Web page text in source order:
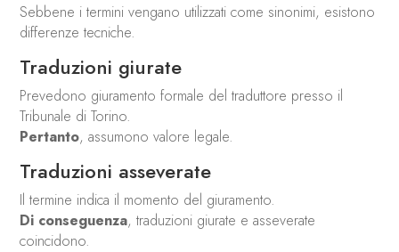
Sebbene i termini vengano utilizzati come sinonimi, esistono
differenze tecniche.
Traduzioni giurate
Prevedono giuramento formale del traduttore presso il
Tribunale di Torino.
Pertanto, assumono valore legale.
Traduzioni asseverate
Il termine indica il momento del giuramento.
Di conseguenza, traduzioni giurate e asseverate
coincidono.